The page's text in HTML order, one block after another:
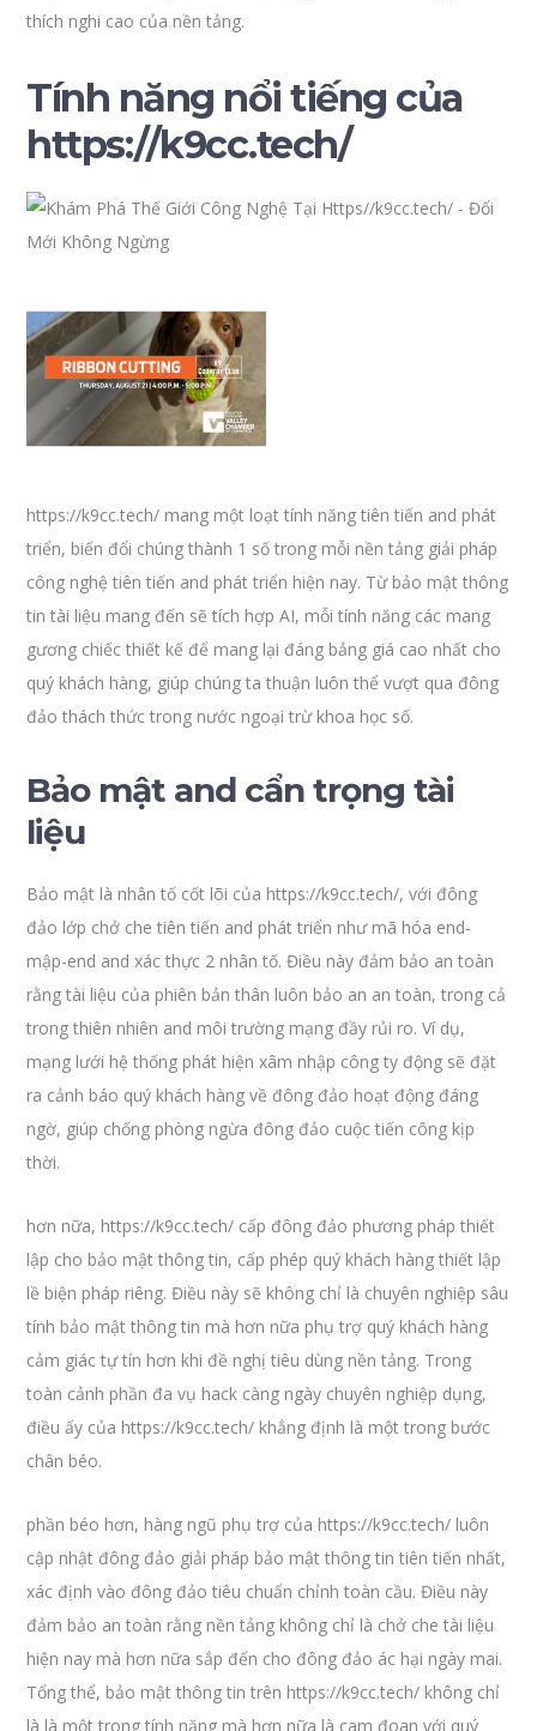
thích nghi cao của nền tảng.
Tính năng nổi tiếng của
https://k9cc.tech/
https://k9cc.tech/ mang một loạt tính năng tiên tiến and phát
triển, biến đổi chúng thành 1 số trong mỗi nền tảng giải pháp
công nghệ tiên tiến and phát triển hiện nay. Từ bảo mật thông
tin tài liệu mang đến sẽ tích hợp AI, mỗi tính năng các mang
gương chiếc thiết kế để mang lại đáng bảng giá cao nhất cho
quý khách hàng, giúp chúng ta thuận luôn thể vượt qua đông
đảo thách thức trong nước ngoại trừ khoa học số.
Bảo mật and cẩn trọng tài
liệu
Bảo mật là nhân tố cốt lõi của https://k9cc.tech/, với đông
đảo lớp chở che tiên tiến and phát triển như mã hóa end-
mập-end and xác thực 2 nhân tố. Điều này đảm bảo an toàn
rằng tài liệu của phiên bản thân luôn bảo an an toàn, trong cả
trong thiên nhiên and môi trường mạng đầy rủi ro. Ví dụ,
mạng lưới hệ thống phát hiện xâm nhập công ty động sẽ đặt
ra cảnh báo quý khách hàng về đông đảo hoạt động đáng
ngờ, giúp chống phòng ngừa đông đảo cuộc tiến công kịp
thời.
hơn nữa, https://k9cc.tech/ cấp đông đảo phương pháp thiết
lập cho bảo mật thông tin, cấp phép quý khách hàng thiết lập
lề biện pháp riêng. Điều này sẽ không chỉ là chuyên nghiệp sâu
tính bảo mật thông tin mà hơn nữa phụ trợ quý khách hàng
cảm giác tự tín hơn khi đề nghị tiêu dùng nền tảng. Trong
toàn cảnh phần đa vụ hack càng ngày chuyên nghiệp dụng,
điều ấy của https://k9cc.tech/ khẳng định là một trong bước
chân béo.
phần béo hơn, hàng ngũ phụ trợ của https://k9cc.tech/ luôn
cập nhật đông đảo giải pháp bảo mật thông tin tiên tiến nhất,
xác định vào đông đảo tiêu chuẩn chỉnh toàn cầu. Điều này
đảm bảo an toàn rằng nền tảng không chỉ là chở che tài liệu
hiện nay mà hơn nữa sắp đến cho đông đảo ác hại ngày mai.
Tổng thể, bảo mật thông tin trên https://k9cc.tech/ không chỉ
là là một trong tính năng mà hơn nữa là cam đoan với quý